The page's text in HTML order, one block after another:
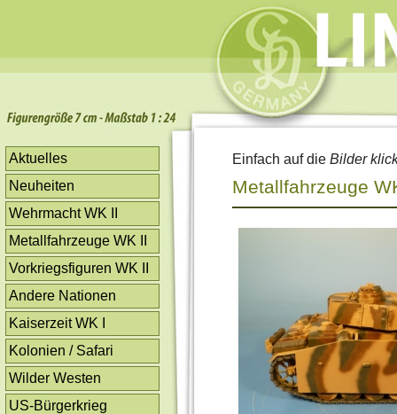
Aktuelles
Neuheiten
Wehrmacht WK II
Metallfahrzeuge WK II
Vorkriegsfiguren WK II
Andere Nationen
Kaiserzeit WK I
Kolonien / Safari
Wilder Westen
US-Bürgerkrieg
Einfach auf die Bilder
Metallfahrzeuge